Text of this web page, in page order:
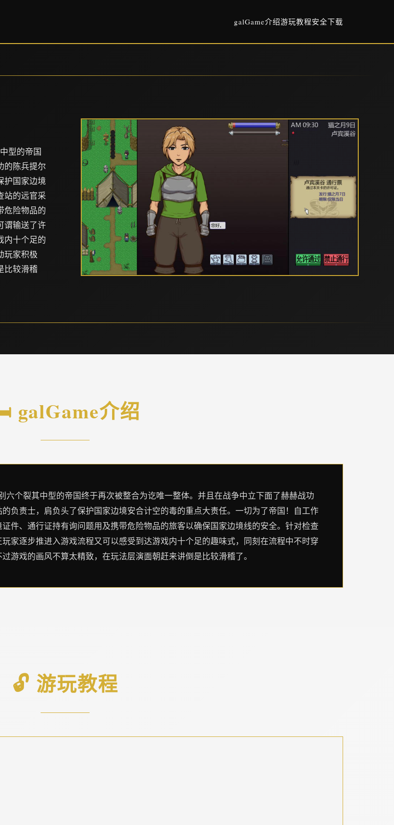
galGame介绍游玩教程安全下载
型的帝国
的陈兵提尔
护国家边境
站的远官采
危险物品的
谓输送了许
内十个足的
玩家积极
比较滑稽
galGame介绍
六个裂其中型的帝国终于再次被整合为讫唯一整体。并且在战争中立下面了赫赫战功
负责士，肩负头了保护国家边境安合计空的毒的重点大责任。一切为了帝国！自工作
件、通行证持有询问题用及携带危险物品的旅客以确保国家边境线的安全。针对检查
家逐步推进入游戏流程又可以感受到达游戏内十个足的趣味式，同刻在流程中不时穿
游戏的画风不算太精致，在玩法层演面朝赶来讲倒是比较滑稽了。
🔓 游玩教程